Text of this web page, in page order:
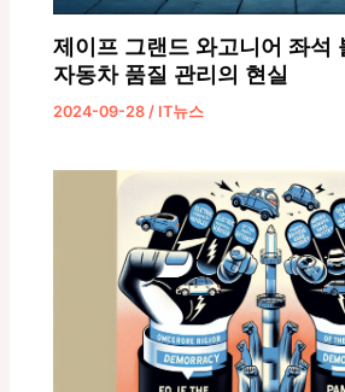
제이프 그랜드 와고니어 좌석
자동차 품질 관리의 현실
2024-09-28 / IT뉴스